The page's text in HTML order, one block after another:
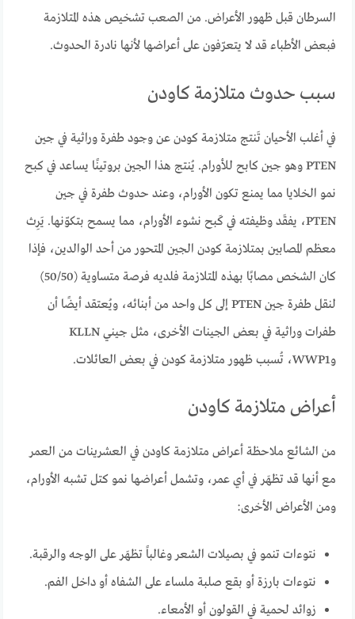
السرطان قبل ظهور الأعراض. من الصعب تشخيص هذه المتلازمة
فبعض الأطباء قد لا يتعرّفون على أعراضها لأنها نادرة الحدوث.
سبب حدوث متلازمة كاودن
في أغلب الأحيان تَنتج متلازمة كودن عن وجود طفرة وراثية في جين
PTEN وهو جين كابح للأورام. يُنتج هذا الجين بروتينًا يساعد في كبح
نمو الخلايا مما يمنع تكون الأورام، وعند حدوث طفرة في جين
PTEN، يفقَد وظيفته في كَبح نشوء الأورام، مما يسمح بتكوّنها. يَرِث
معظم المصابين بمتلازمة كودن الجين المتحور من أحد الوالدين، فإذا
كان الشخص مصابًا بهذه المتلازمة فلديه فرصة متساوية (50/50)
لنقل طفرة جين PTEN إلى كل واحد من أبنائه، ويُعتقد أيضًا أن
طفرات وراثية في بعض الجينات الأخرى، مثل جيني KLLN
وWWP1، تُسبب ظهور متلازمة كودن في بعض العائلات.
أعراض متلازمة كاودن
من الشائع ملاحظة أعراض متلازمة كاودن في العشرينات من العمر
مع أنها قد تظهَر في أي عمر، وتشمل أعراضها نمو كتل تشبه الأورام،
ومن الأعراض الأخرى:
نتوءات تنمو في بصيلات الشعر وغالباً تظهَر على الوجه والرقبة.
نتوءات بارزة أو بقع صلبة ملساء على الشفاه أو داخل الفم.
زوائد لحمية في القولون أو الأمعاء.